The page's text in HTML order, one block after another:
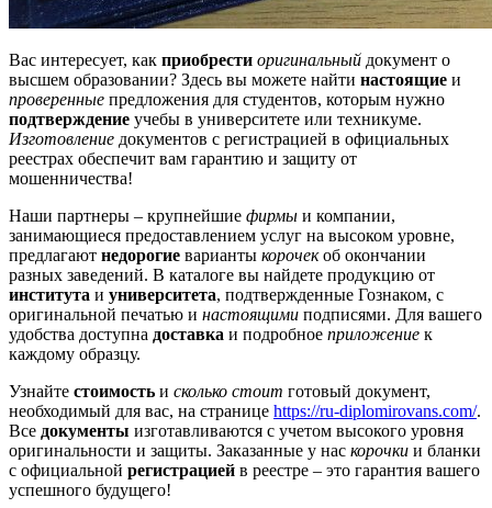
Вас интересует, как приобрести оригинальный документ о
высшем образовании? Здесь вы можете найти настоящие и
проверенные предложения для студентов, которым нужно
подтверждение учебы в университете или техникуме.
Изготовление документов с регистрацией в официальных
реестрах обеспечит вам гарантию и защиту от
мошенничества!
Наши партнеры – крупнейшие фирмы и компании,
занимающиеся предоставлением услуг на высоком уровне,
предлагают недорогие варианты корочекоб окончании
разных заведений. В каталоге вы найдете продукцию от
института и университета, подтвержденные Гознаком, с
оригинальной печатью и настоящими подписями. Для вашего
удобства доступна доставка и подробное приложение к
каждому образцу.
Узнайте стоимость и сколько стоит готовый документ,
необходимый для вас, на странице https://ru-diplomirovans.com/.
Все документы изготавливаются с учетом высокого уровня
оригинальности и защиты. Заказанные у нас корочки и бланки
с официальной регистрацией в реестре – это гарантия вашего
успешного будущего!